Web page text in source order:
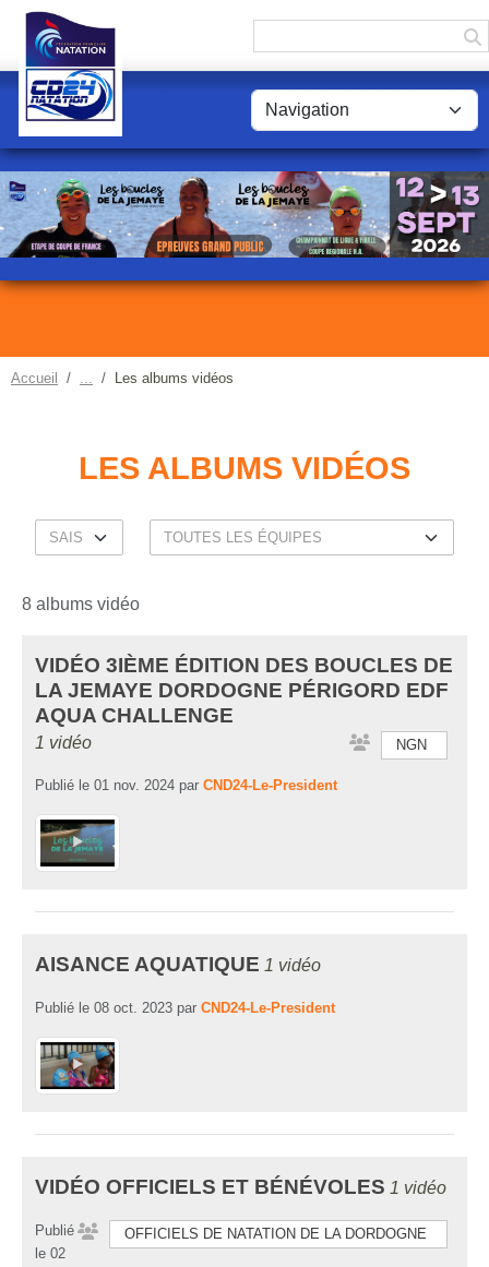
Accueil Les albums vidéos
LES ALBUMS VIDÉOS
8 albums vidéo
VIDÉO 3IÈME ÉDITION DES BOUCLES DE
LA JEMAYE DORDOGNE PÉRIGORD EDF
AQUA CHALLENGE
1 vidéo NGN
Publié le 01 nov. 2024 par CND24-Le-President
AISANCE AQUATIQUE 1 vidéo
Publié le 08 oct. 2023 par CND24-Le-President
VIDÉO OFFICIELS ET BÉNÉVOLES 1 vidéo
OFFICIELS DE NATATION DE LA DORDOGNE
Publié
le 02
Panneau de gestion des cookies